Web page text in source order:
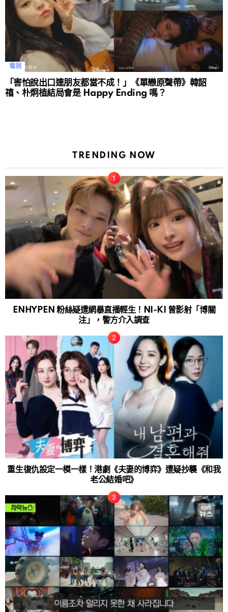
電視
「害怕說出口連朋友都當不成！」《單戀原聲帶》韓韶
禧、朴炯植結局會是 Happy Ending 嗎？
TRENDING NOW
ENHYPEN 粉絲疑遭網暴直播輕生！NI-KI 曾影射「博關
注」，警方介入調查
重生復仇設定一模一樣！港劇《夫妻的博弈》遭疑抄襲《和我
老公結婚吧》